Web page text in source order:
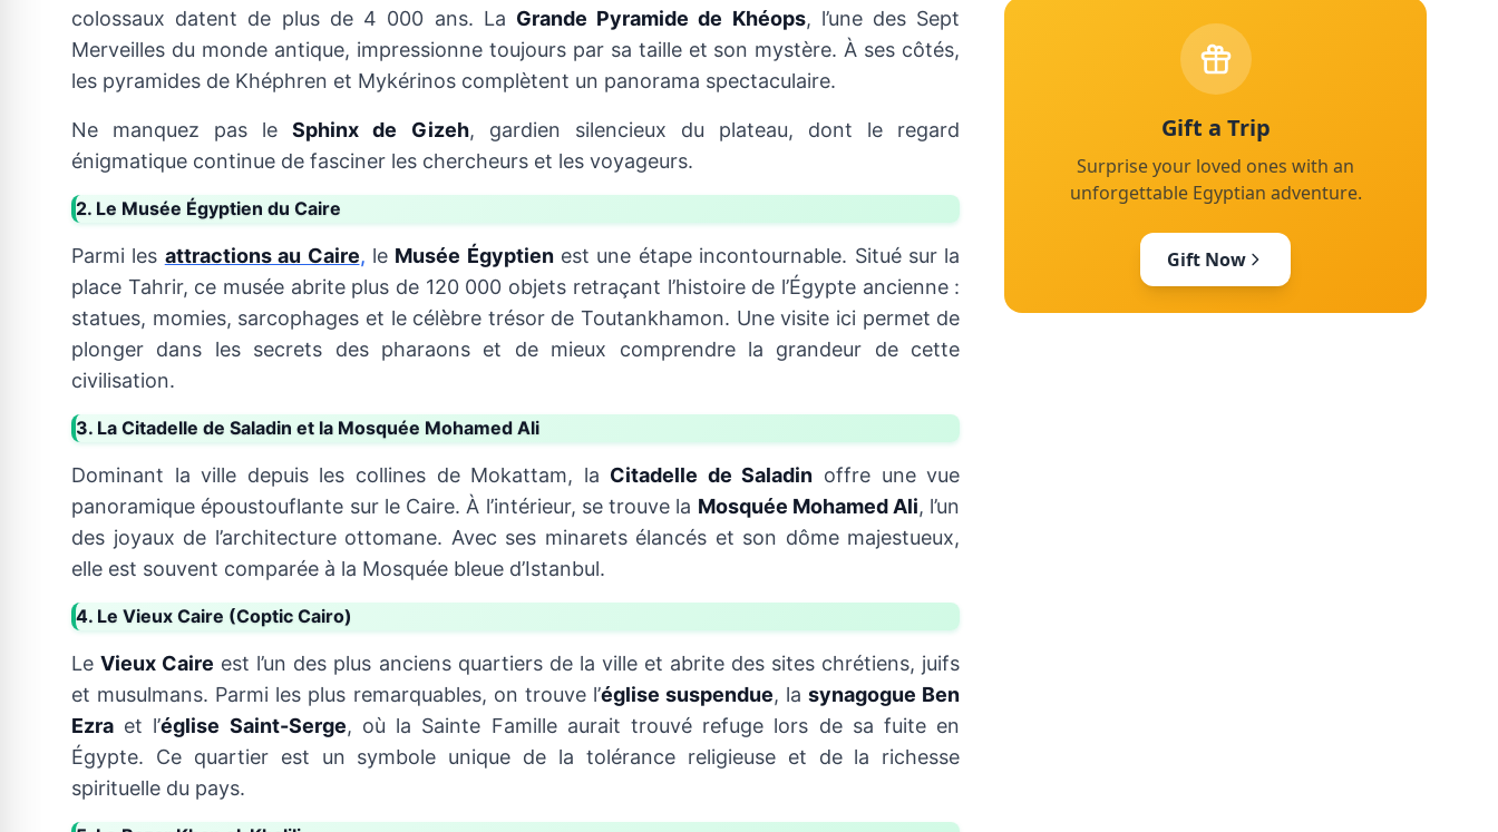
colossaux datent de plus de 4 000 ans. La Grande Pyramide de Khéops, l’une des Sept
Merveilles du monde antique, impressionne toujours par sa taille et son mystère. À ses côtés,
les pyramides de Khéphren et Mykérinos complètent un panorama spectaculaire.
Ne manquez pas leSphinx de Gizeh, gardien silencieux du plateau, dont le regard
énigmatique continue de fasciner les chercheurs et les voyageurs.
2. Le Musée Égyptien du Caire
Parmi les attractions au Caire, le Musée Égyptienest une étape incontournable. Situé sur la
place Tahrir, ce musée abrite plus de 120 000 objets retraçant l’histoire de l’Égypte ancienne :
statues, momies, sarcophages et le célèbre trésor de Toutankhamon. Une visite ici permet de
plonger dans les secrets des pharaons et de mieux comprendre la grandeur de cette
civilisation.
3. La Citadelle de Saladin et la Mosquée Mohamed Ali
Dominant la ville depuis les collines de Mokattam, la Citadelle de Saladin offre une vue
panoramique époustouflante sur le Caire. À l’intérieur, se trouve la Mosquée Mohamed Ali, l’un
des joyaux de l’architecture ottomane. Avec ses minarets élancés et son dôme majestueux,
elle est souvent comparée à la Mosquée bleue d’Istanbul.
4. Le Vieux Caire (Coptic Cairo)
LeVieux Caire est l’un des plus anciens quartiers de la ville et abrite des sites chrétiens, juifs
et musulmans. Parmi les plus remarquables, on trouve l’église suspendue, lasynagogue Ben
Ezra et l’église Saint-Serge, où la Sainte Famille aurait trouvé refuge lors de sa fuite en
Égypte. Ce quartier est un symbole unique de la tolérance religieuse et de la richesse
spirituelle du pays.
Gift a Trip
Surprise your loved ones with an
unforgettable Egyptian adventure.
Gift Now